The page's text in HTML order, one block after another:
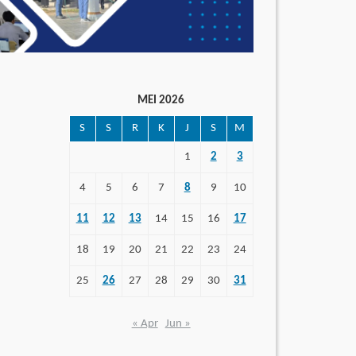
MEI 2026
S S R K J S M
1 2 3
4 5 6 7 8 9 10
11 12 13 14 15 16 17
18 19 20 21 22 23 24
25 26 27 28 29 30 31
« Apr Jun »